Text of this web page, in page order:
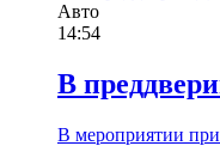
Авто
14:54
В
В мероприятии